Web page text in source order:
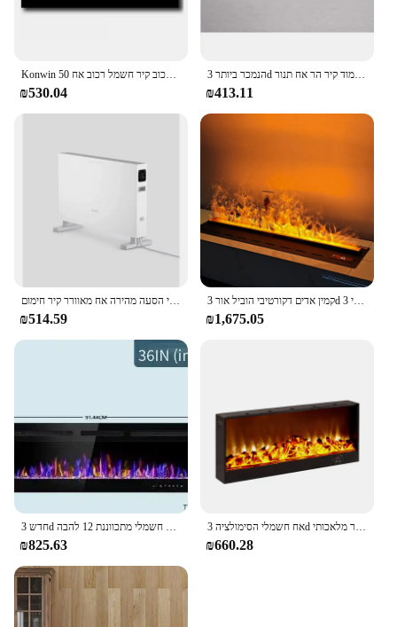
Konwin 50 ס "מ רכוב קיר חשמל רכוב אח WFP-50 חימום חדר
₪530.04
הנמכר ביותר 3d מים אדים חשמל טלוויזיה לעמוד קיר הר אח תנור
₪413.11
חימום חדר ביתי הסעה מהירה אח מאוורר קיר חימום
₪514.59
קמין אדים דקורטיבי הוביל אור 3d מים אדים חשמלי מקום אש רכוב אפליקציה מובנית האח החשמלי 3D
₪1,675.05
חדש 3d חשמלי קמינים מד הבית חימום הבית תנורים קיר רכוב קישוט אש חשמלי מתכווננת 12 להבה
₪825.63
אח חשמלי הסימולציה 3d הדמיית אש אח חשמל קיר תלוי להכניס מבער מלאכותי
₪660.28